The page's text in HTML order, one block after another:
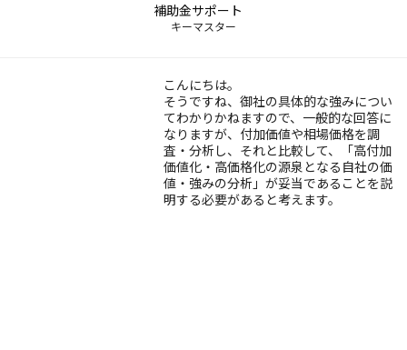
補助金サポート
キーマスター
こんにちは。
そうですね、御社の具体的な強みについ
てわかりかねますので、一般的な回答に
なりますが、付加価値や相場価格を調
査・分析し、それと比較して、「高付加
価値化・高価格化の源泉となる自社の価
値・強みの分析」が妥当であることを説
明する必要があると考えます。